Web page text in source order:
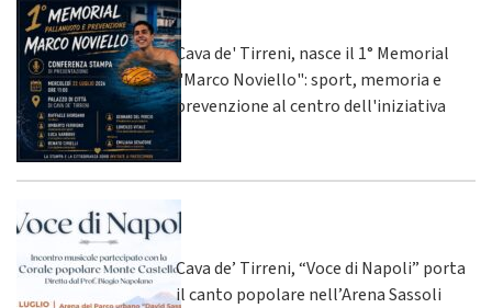
Cava de' Tirreni, nasce il 1° Memorial
"Marco Noviello": sport, memoria e
prevenzione al centro dell'iniziativa
Cava de’ Tirreni, “Voce di Napoli” porta
il canto popolare nell’Arena Sassoli